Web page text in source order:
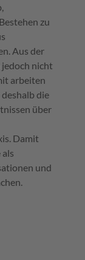
zu
Aus der
nicht
arbeiten
die
über
Damit
und